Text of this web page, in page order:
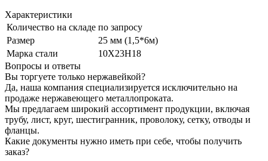
Характеристики
Количество на складе по запросу
Размер
25 мм (1,5*6м)
Марка стали
10Х23Н18
Вопросы и ответы
Вы торгуете только нержавейкой?
Да, наша компания специализируется исключительно на
продаже нержавеющего металлопроката.
Мы предлагаем широкий ассортимент продукции, включая
трубу, лист, круг, шестигранник, проволоку, сетку, отводы и
фланцы.
Какие документы нужно иметь при себе, чтобы получить
заказ?